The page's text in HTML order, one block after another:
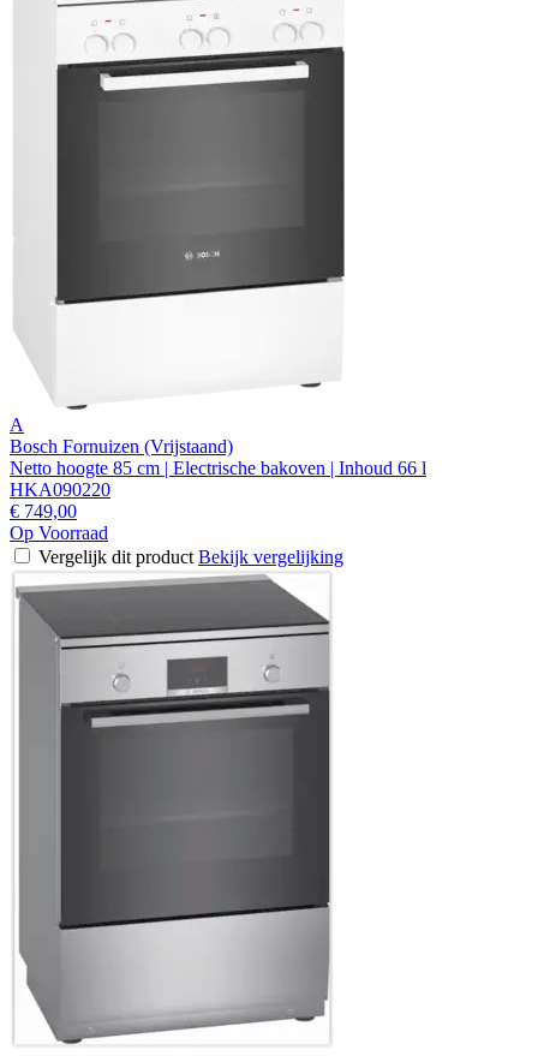
A
Bosch Fornuizen (Vrijstaand)
Netto hoogte 85 cm | Electrische bakoven | Inhoud 66 l
HKA090220
€ 749,00
Op Voorraad
Vergelijk dit product Bekijk vergelijking